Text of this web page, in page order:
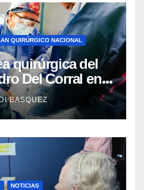
QUIRÚRGICO NACIONAL
quirúrgica del
Del Corral en
BASQUEZ
NOTICIAS